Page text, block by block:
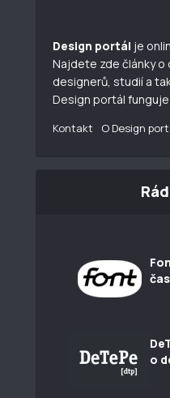
Design portál je
Najdete zde články o
designerů, studií a
Design portál funguje
Kontakt O Design
o